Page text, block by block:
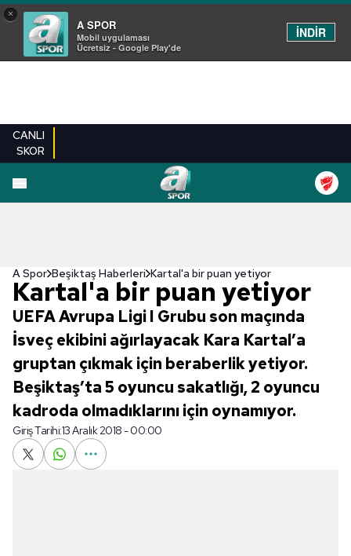
×
A SPOR
Mobil uygulaması
Ücretsiz - Google Play'de
İNDİR
CANLI
SKOR
A Spor Beşiktaş Haberleri Kartal'a bir puan yetiyor
Kartal'a bir puan yetiyor
UEFA Avrupa Ligi I Grubu son maçında
İsveç ekibini ağırlayacak Kara Kartal’a
gruptan çıkmak için beraberlik yetiyor.
Beşiktaş’ta 5 oyuncu sakatlığı, 2 oyuncu
kadroda olmadıklarını için oynamıyor.
Giriş Tarihi:13 Aralık 2018 - 00:00